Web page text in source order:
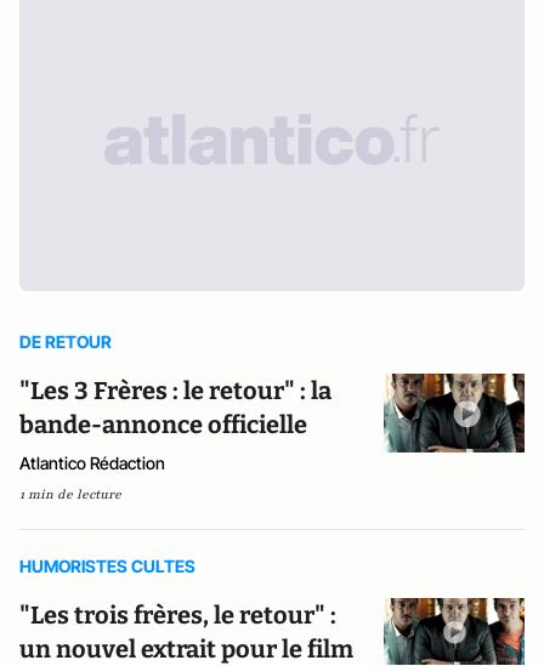
DE RETOUR
"Les 3 Frères : le retour" : la
bande-annonce officielle
Atlantico Rédaction
1 min de lecture
HUMORISTES CULTES
"Les trois frères, le retour" :
un nouvel extrait pour le film